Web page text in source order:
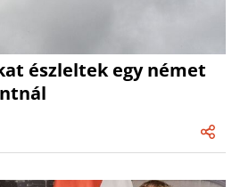
észleltek egy német